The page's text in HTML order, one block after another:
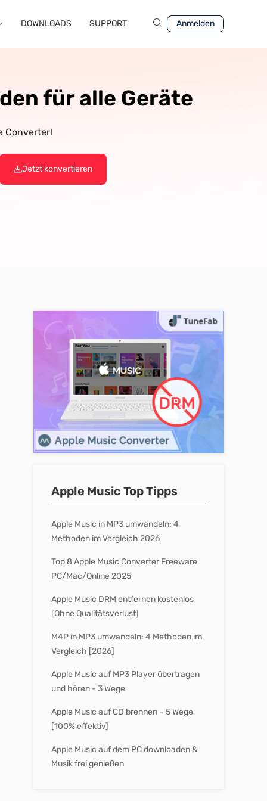
DOWNLOADS SUPPORT Anmelden
für alle Geräte
Converter!
Jetzt konvertieren
Apple Music Top Tipps
Apple Music in MP3 umwandeln: 4
Methoden im Vergleich 2026
Top 8 Apple Music Converter Freeware
PC/Mac/Online 2025
Apple Music DRM entfernen kostenlos
[Ohne Qualitätsverlust]
M4P in MP3 umwandeln: 4 Methoden im
Vergleich [2026]
Apple Music auf MP3 Player übertragen
und hören - 3 Wege
Apple Music auf CD brennen – 5 Wege
[100% effektiv]
Apple Music auf dem PC downloaden &
Musik frei genießen